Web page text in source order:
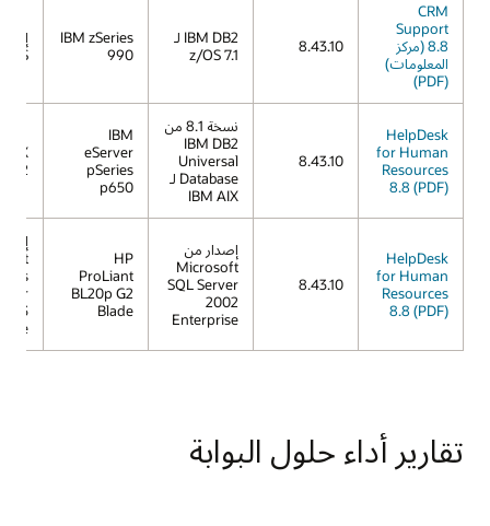
CRM
Support
8.8 (مركز
المعلومات)
(PDF)
8.43.10
IBM DB2 لـ
z/OS 7.1
IBM zSeries
990
OS
HelpDesk
for Human
Resources
8.8 (PDF)
8.43.10
نسخة 8.1 من
IBM DB2
Universal
Database لـ
IBM AIX
IBM
eServer
pSeries
p650
AIX
V5.2
HelpDesk
for Human
Resources
8.8 (PDF)
8.43.10
إصدار من
Microsoft
SQL Server
2002
Enterprise
HP
ProLiant
BL20p G2
Blade
تقارير أداء حلول البوابة